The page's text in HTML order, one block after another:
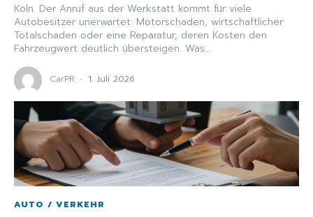
Köln. Der Anruf aus der Werkstatt kommt für viele
Autobesitzer unerwartet: Motorschaden, wirtschaftlicher
Totalschaden oder eine Reparatur, deren Kosten den
Fahrzeugwert deutlich übersteigen. Was...
CarPR - 1. Juli 2026
AUTO / VERKEHR